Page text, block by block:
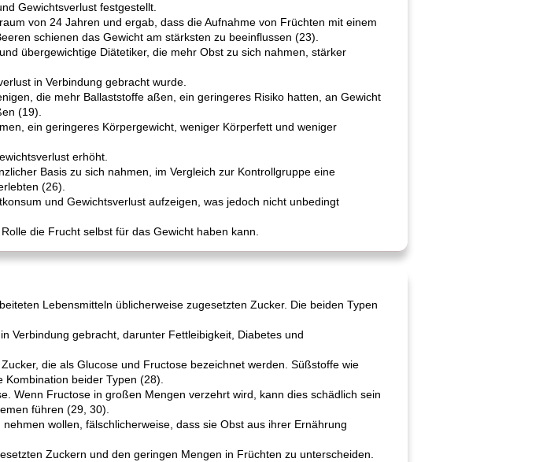
Gewichtsverlust festgestellt.
von 24 Jahren und ergab, dass die Aufnahme von Früchten mit einem
schienen das Gewicht am stärksten zu beeinflussen (23).
übergewichtige Diätetiker, die mehr Obst zu sich nahmen, stärker
in Verbindung gebracht wurde.
die mehr Ballaststoffe aßen, ein geringeres Risiko hatten, an Gewicht
(19).
ein geringeres Körpergewicht, weniger Körperfett und weniger
erhöht.
Basis zu sich nahmen, im Vergleich zur Kontrollgruppe eine
(26).
und Gewichtsverlust aufzeigen, was jedoch nicht unbedingt
die Frucht selbst für das Gewicht haben kann.
Lebensmitteln üblicherweise zugesetzten Zucker. Die beiden Typen
Verbindung gebracht, darunter Fettleibigkeit, Diabetes und
die als Glucose und Fructose bezeichnet werden. Süßstoffe wie
beider Typen (28).
Wenn Fructose in großen Mengen verzehrt wird, kann dies schädlich sein
führen (29, 30).
wollen, fälschlicherweise, dass sie Obst aus ihrer Ernährung
Zuckern und den geringen Mengen in Früchten zu unterscheiden.